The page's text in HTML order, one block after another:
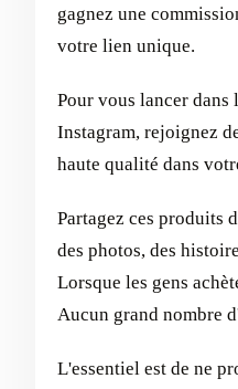
gagnez une
votre lien unique.
Pour vous lancer
Instagram, rejoignez
haute qualité dans
Partagez ces produits
des photos, des
Lorsque les gens
Aucun grand nombre
L'essentiel est de ne